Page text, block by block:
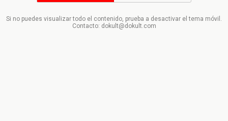
Si no puedes visualizar todo el contenido, prueba a desactivar el tema móvil.
Contacto: dokult@dokult.com